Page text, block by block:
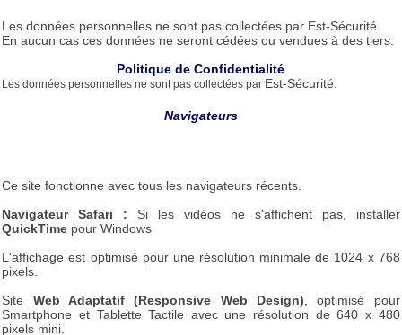
Les données personnelles ne sont pas collectées par Est-Sécurité.
En aucun cas ces données ne seront cédées ou vendues à des tiers.
Politique de Confidentialité
Les données personnellesne sont pas collectées par Est-Sécurité.
Navigateurs
Ce site fonctionne avec tous les navigateurs récents.
Navigateur Safari : Si les vidéos ne s'affichent pas, installer
QuickTime pour Windows
L'affichage est optimisé pour une résolution minimale de 1024 x 768
pixels.
Site Web Adaptatif (Responsive Web Design) , optimisé pour
Smartphone et Tablette Tactile avec une résolution de 640 x 480
pixels mini.